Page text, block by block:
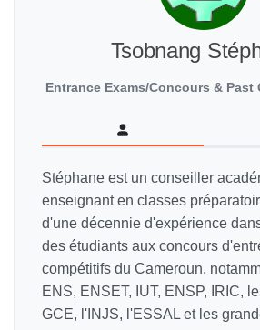
Tsobnang
Entrance Exams/Concours & Past
Stéphane est un conseiller
enseignant en classes
d'une décennie d'expérience
des étudiants aux concours
compétitifs du Cameroun,
ENS, ENSET, IUT, ENSP, IRIC,
GCE, l'INJS, l'ESSAL et les